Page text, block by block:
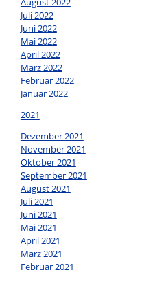
Juli 2022
Juni 2022
Mai 2022
April 2022
März 2022
Februar 2022
Januar 2022
2021
Dezember 2021
November 2021
Oktober 2021
September 2021
August 2021
Juli 2021
Juni 2021
Mai 2021
April 2021
März 2021
Februar 2021